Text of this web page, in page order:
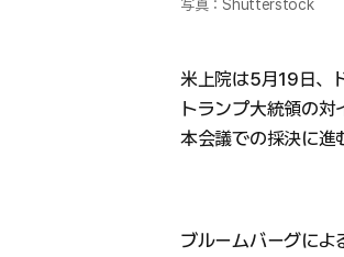
写真：Shutterstock
米上院は5月19日、
トランプ大統領の対
本会議での採決に進
ブルームバーグによ